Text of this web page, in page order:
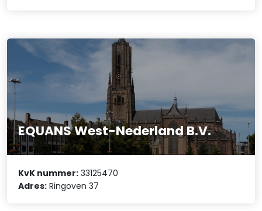
EQUANS West-Nederland B.V.
KvK nummer: 33125470
Adres: Ringoven 37